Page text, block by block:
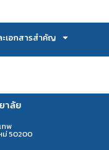
เอกสารสำคัญ
าลัย
ทพ
ม่ 50200